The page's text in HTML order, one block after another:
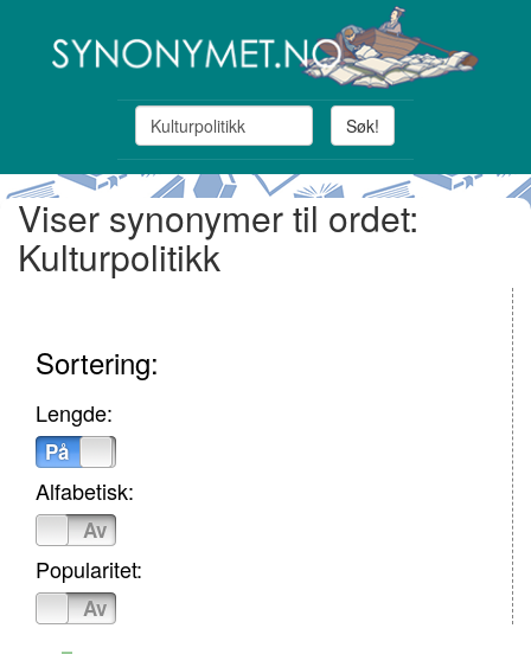
Søk!
Viser synonymer til ordet:
Kulturpolitikk
Sortering:
Lengde:
På
Alfabetisk:
Av
Popularitet:
Av